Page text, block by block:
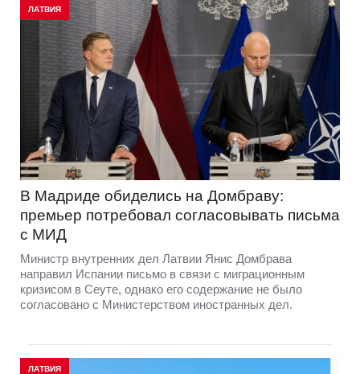
ЛАТВИЯ
В Мадриде обиделись на Домбраву:
премьер потребовал согласовывать письма
с МИД
Министр внутренних дел Латвии Янис Домбрава
направил Испании письмо в связи с миграционным
кризисом в Сеуте, однако его содержание не было
согласовано с Министерством иностранных дел.
ЛАТВИЯ